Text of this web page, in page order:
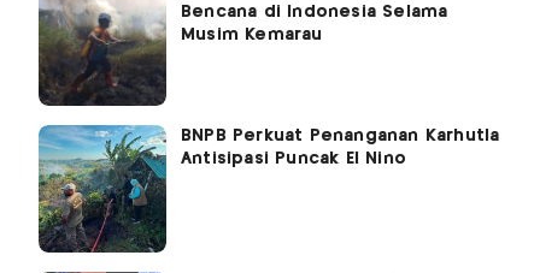
Bencana di Indonesia Selama
Musim Kemarau
BNPB Perkuat Penanganan Karhutla
Antisipasi Puncak El Nino